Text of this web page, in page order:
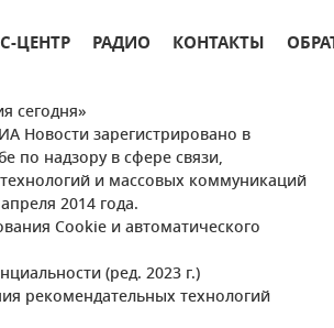
ЦЕНТР РАДИО КОНТАКТЫ
сегодня»
Новости зарегистрировано в
по надзору в сфере связи,
и массовых коммуникаций
2014 года.
Cookie и автоматического
(ред. 2023 г.)
рекомендательных технологий